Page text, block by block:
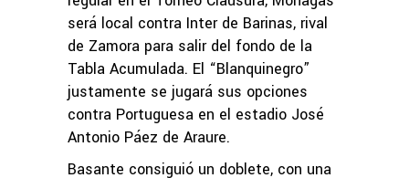
será local contra Inter de Barinas, rival
de Zamora para salir del fondo de la
Tabla Acumulada. El “Blanquinegro”
justamente se jugará sus opciones
contra Portuguesa en el estadio José
Antonio Páez de Araure.
Basante consiguió un doblete, con una